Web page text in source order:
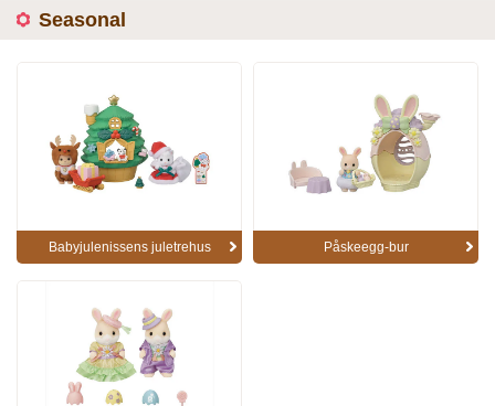
Seasonal
Babyjulenissens juletrehus Påskeegg-bur